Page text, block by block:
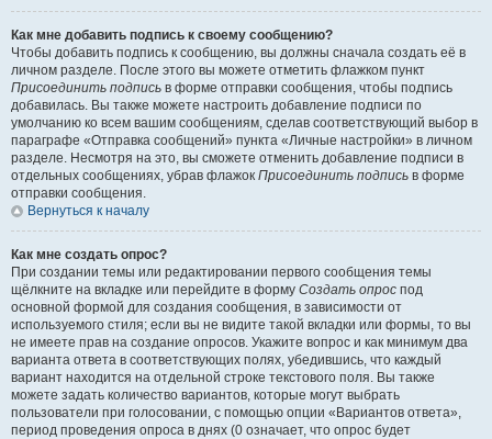
Как мне добавить подпись к своему сообщению?
Чтобы добавить подпись к сообщению, вы должны сначала создать её в
личном разделе. После этого вы можете отметить флажком пункт
Присоединить подпись в форме отправки сообщения, чтобы подпись
добавилась. Вы также можете настроить добавление подписи по
умолчанию ко всем вашим сообщениям, сделав соответствующий выбор в
параграфе «Отправка сообщений» пункта «Личные настройки» в личном
разделе. Несмотря на это, вы сможете отменить добавление подписи в
отдельных сообщениях, убрав флажок Присоединить подпись в форме
отправки сообщения.
Вернуться к началу
Как мне создать опрос?
При создании темы или редактировании первого сообщения темы
щёлкните на вкладке или перейдите в форму Создать опрос под
основной формой для создания сообщения, в зависимости от
используемого стиля; если вы не видите такой вкладки или формы, то вы
не имеете прав на создание опросов. Укажите вопрос и как минимум два
варианта ответа в соответствующих полях, убедившись, что каждый
вариант находится на отдельной строке текстового поля. Вы также
можете задать количество вариантов, которые могут выбрать
пользователи при голосовании, с помощью опции «Вариантов ответа»,
период проведения опроса в днях (0 означает, что опрос будет